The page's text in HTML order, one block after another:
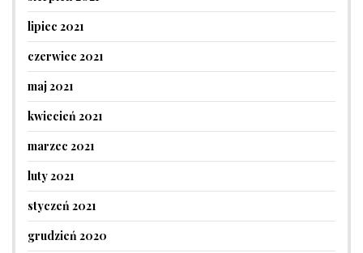
lipiec 2021
czerwiec 2021
maj 2021
kwiecień 2021
marzec 2021
luty 2021
styczeń 2021
grudzień 2020